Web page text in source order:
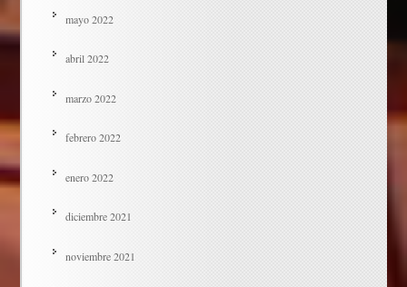
mayo 2022
abril 2022
marzo 2022
febrero 2022
enero 2022
diciembre 2021
noviembre 2021